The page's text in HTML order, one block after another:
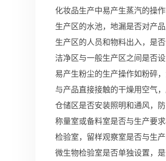
化妆品生产中易产生蒸汽的操
生产区的水池，地漏是否对产品
生产区的人员和物料出入，是否
洁净区与一般生产区之间是否设
易产生粉尘的生产操作如粉碎
与产品直接接触的干燥用空气
仓储区是否安装照明和通风，
称量室或备料室是否与生产要
检验室，留样观察室是否与生产
微生物检验室是否单独设置，是